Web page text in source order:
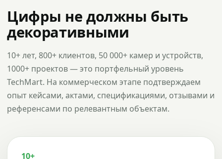
Цифры не должны быть
декоративными
10+ лет, 800+ клиентов, 50 000+ камер и устройств,
1000+ проектов — это портфельный уровень
TechMart. На коммерческом этапе подтверждаем
опыт кейсами, актами, спецификациями, отзывами и
референсами по релевантным объектам.
10+